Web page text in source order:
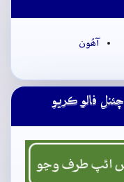
آھُون
فالو ڪريو